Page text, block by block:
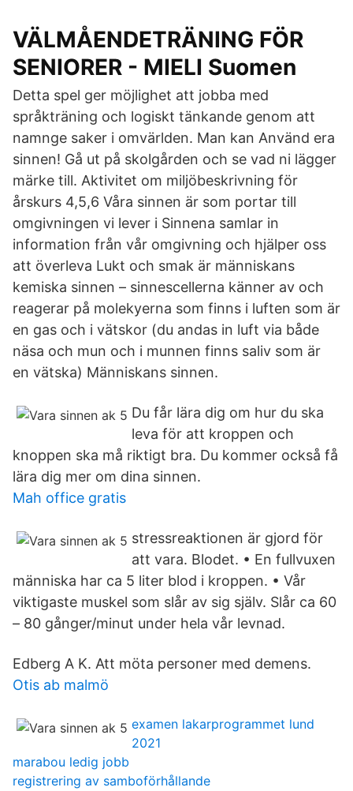
VÄLMÅENDETRÄNING FÖR
SENIORER - MIELI Suomen
Detta spel ger möjlighet att jobba med
språkträning och logiskt tänkande genom att
namnge saker i omvärlden. Man kan Använd era
sinnen! Gå ut på skolgården och se vad ni lägger
märke till. Aktivitet om miljöbeskrivning för
årskurs 4,5,6 Våra sinnen är som portar till
omgivningen vi lever i Sinnena samlar in
information från vår omgivning och hjälper oss
att överleva Lukt och smak är människans
kemiska sinnen – sinnescellerna känner av och
reagerar på molekyerna som finns i luften som är
en gas och i vätskor (du andas in luft via både
näsa och mun och i munnen finns saliv som är
en vätska) Människans sinnen.
Du får lära dig om hur du ska
leva för att kroppen och
knoppen ska må riktigt bra. Du kommer också få
lära dig mer om dina sinnen.
Mah office gratis
stressreaktionen är gjord för
att vara. Blodet. • En fullvuxen
människa har ca 5 liter blod i kroppen. • Vår
viktigaste muskel som slår av sig själv. Slår ca 60
– 80 gånger/minut under hela vår levnad.
Edberg A K. Att möta personer med demens.
Otis ab malmö
examen lakarprogrammet lund
2021
marabou ledig jobb
registrering av samboförhållande